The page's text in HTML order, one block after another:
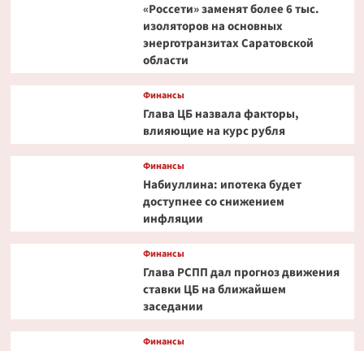
«Россети» заменят более 6 тыс.
изоляторов на основных
энерготранзитах Саратовской
области
Финансы
Глава ЦБ назвала факторы,
влияющие на курс рубля
Финансы
Набиуллина: ипотека будет
доступнее со снижением
инфляции
Финансы
Глава РСПП дал прогноз движения
ставки ЦБ на ближайшем
заседании
Финансы